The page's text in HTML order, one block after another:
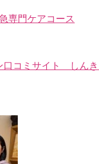
専門ケアコース